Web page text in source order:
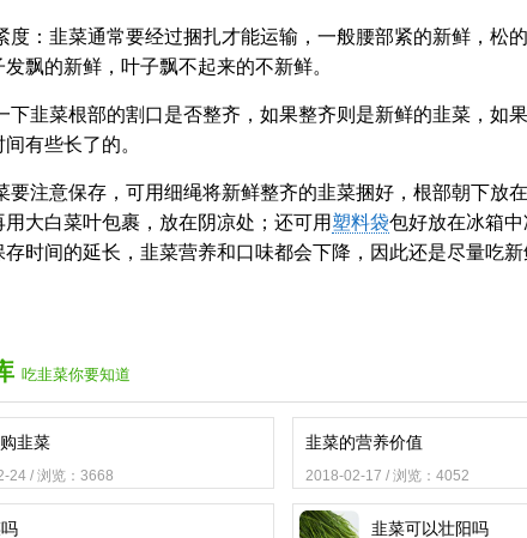
度：韭菜通常要经过捆扎才能运输，一般腰部紧的新鲜，松
飘的新鲜，叶子飘不起来的不新鲜。
下韭菜根部的割口是否整齐，如果整齐则是新鲜的韭菜，如
有些长了的。
要注意保存，可用细绳将新鲜整齐的韭菜捆好，根部朝下放
大白菜叶包裹，放在阴凉处；还可用 塑料袋包好放在冰箱
时间的延长，韭菜营养和口味都会下降，因此还是尽量吃新
吃韭菜你要知道
韭菜
24 / 浏览：3668
韭菜的营养价值
2018-02-17 / 浏览：4052
韭菜可以壮阳吗